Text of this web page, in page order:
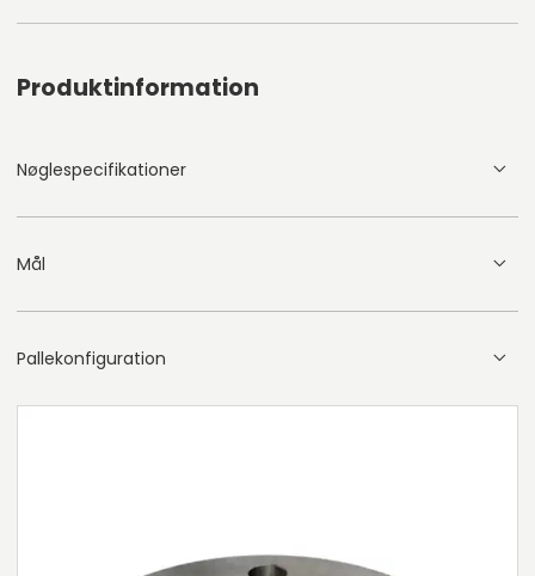
Produktinformation
Nøglespecifikationer
Mål
Pallekonfiguration